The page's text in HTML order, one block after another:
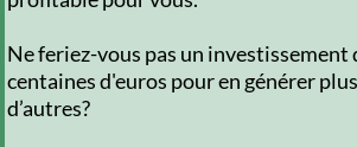
Ne feriez-vous pas un investissement
centaines d'euros pour en générer
d’autres?